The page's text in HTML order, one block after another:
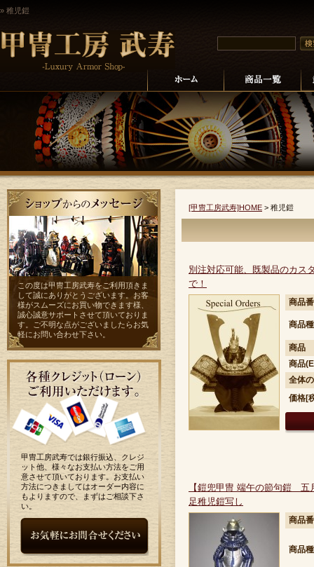
» 稚児鎧
[甲冑工房武寿]HOME > 稚児鎧
別注対応可能、既製品のカス
で！
商品
商品
商品
商品
全体
価格[
【鎧兜甲冑 端午の節句鎧 五
足稚児鎧写し
商品
商品
この度は甲冑工房武寿をご利用頂きま
して誠にありがとうございます。お客
様がスムーズにお買い物できます様、
誠心誠意サポートさせて頂いておりま
す。ご不明な点がございましたらお気
軽にお問い合わせ下さい。
甲冑工房武寿では銀行振込、クレジ
ット他、様々なお支払い方法をご用
意させて頂いております。お支払い
方法につきましてはオーダー内容に
もよりますので、まずはご相談下さ
い。